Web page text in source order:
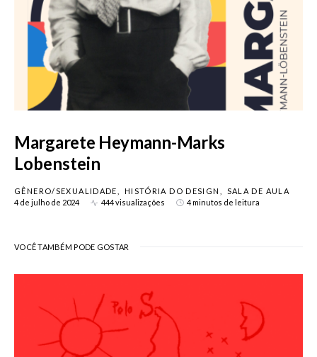
Margarete Heymann-Marks
Lobenstein
GÊNERO/SEXUALIDADE HISTÓRIA DO DESIGN
SALA DE AULA
4 de julho de 2024
444 visualizações 4 minutos de leitura
VOCÊ TAMBÉM PODE GOSTAR